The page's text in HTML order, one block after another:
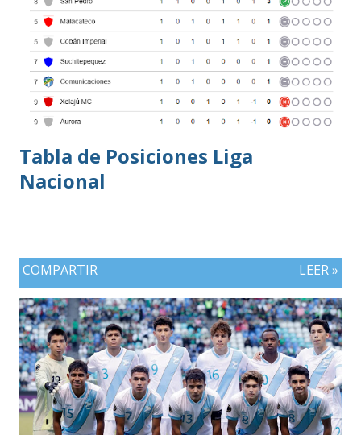
Tabla de Posiciones Liga
Nacional
COMPARTIR LEER »